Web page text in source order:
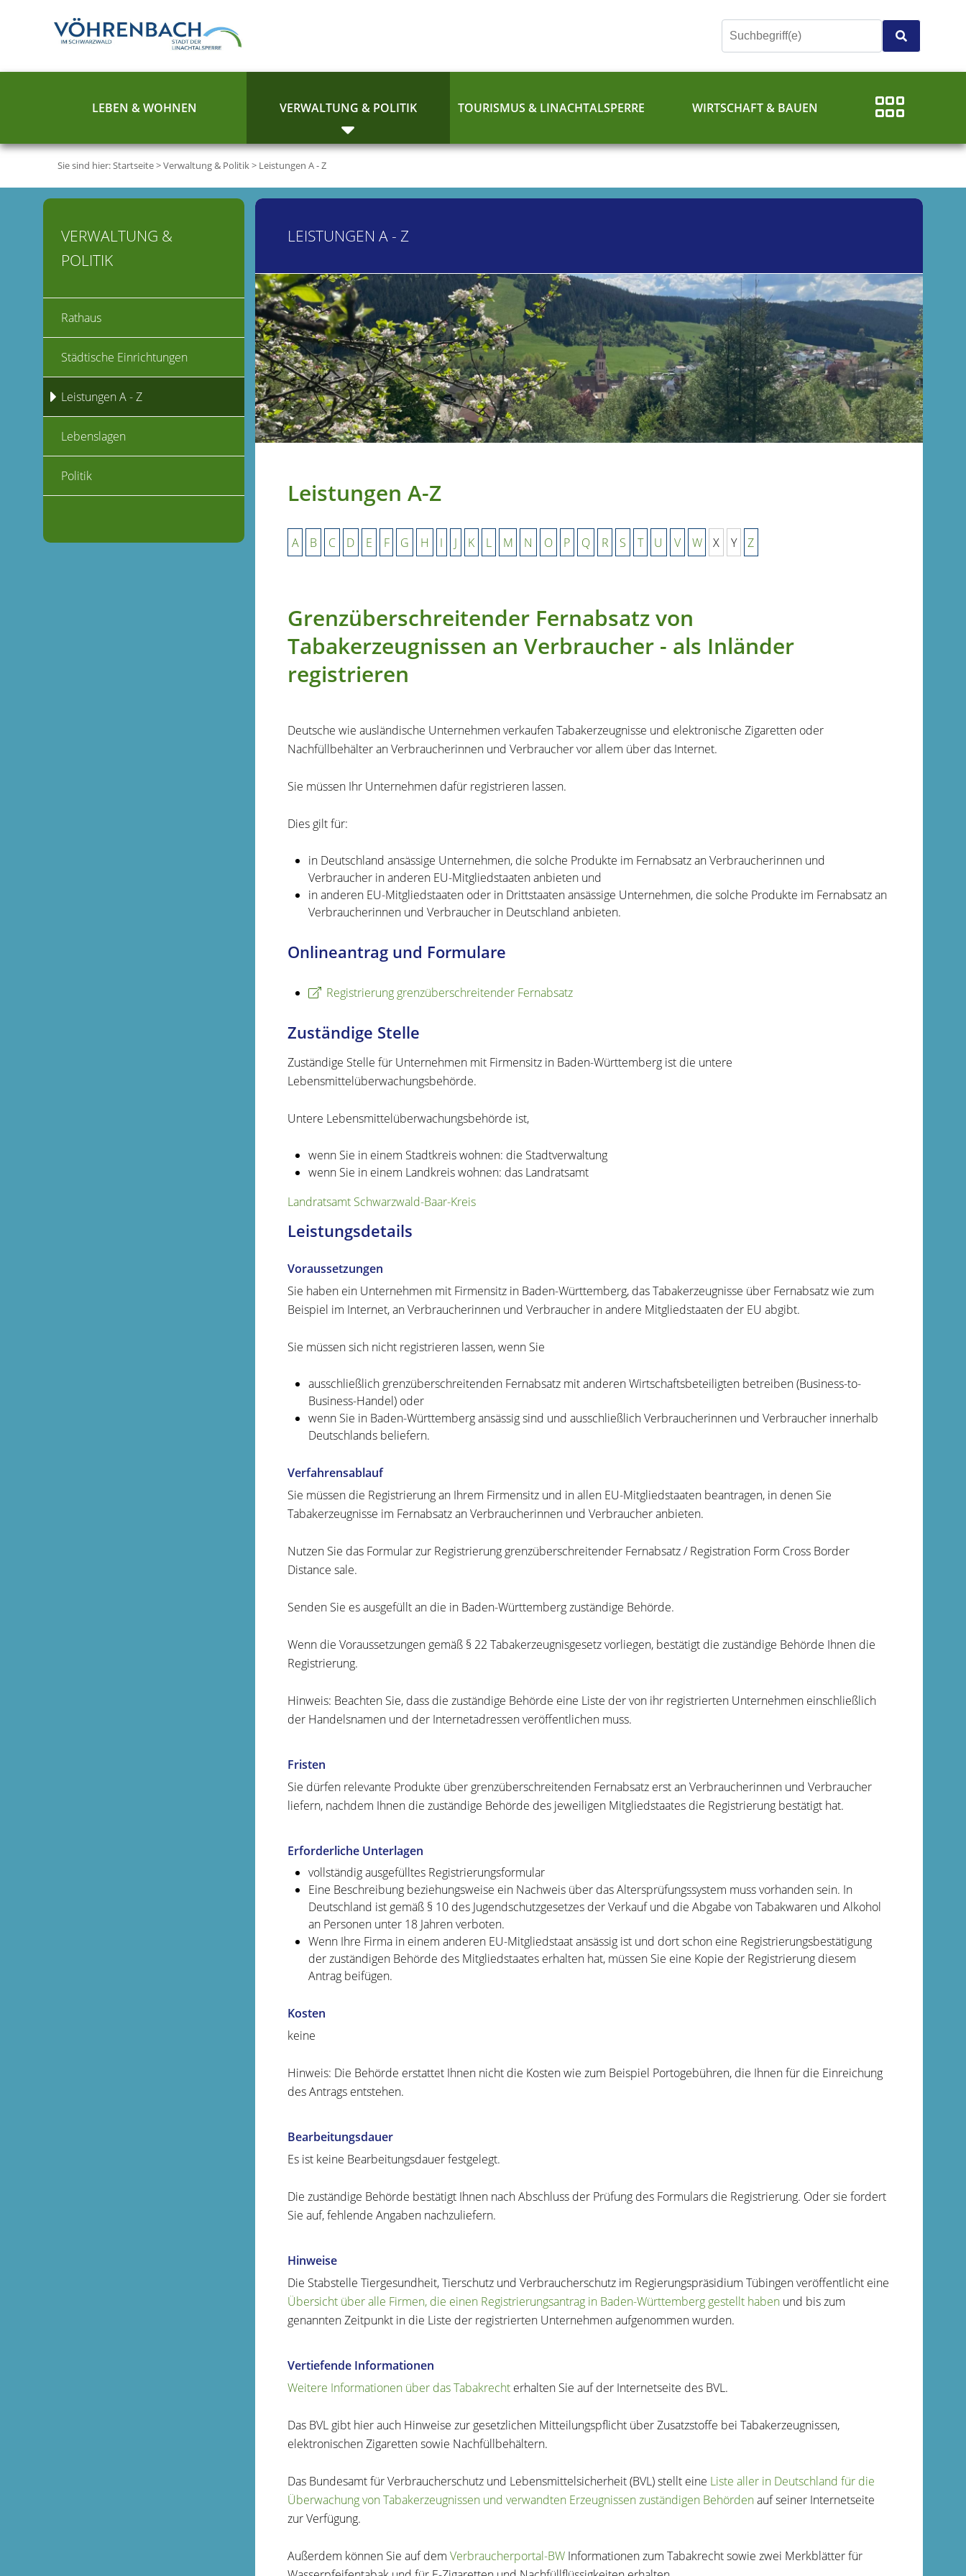
LEBEN & WOHNEN VERWALTUNG & POLITIK TOURISMUS & LINACHTALSPERRE WIRTSCHAFT & BAUEN
Sie sind hier:Startseite>Verwaltung & Politik> Leistungen A - Z
LEISTUNGEN A - Z
Leistungen A-Z
A B C D E F G H I J K L M N O P Q R S T U V W X Y Z
Grenzüberschreitender Fernabsatz von
Tabakerzeugnissen an Verbraucher - als Inländer
registrieren
Deutsche wie ausländische Unternehmen verkaufen Tabakerzeugnisse und elektronische Zigaretten oder
Nachfüllbehälter an Verbraucherinnen und Verbraucher vor allem über das Internet.
Sie müssen Ihr Unternehmen dafür registrieren lassen.
Dies gilt für:
in Deutschland ansässige Unternehmen, die solche Produkte im Fernabsatz an Verbraucherinnen und
Verbraucher in anderen EU-Mitgliedstaaten anbieten und
in anderen EU-Mitgliedstaaten oder in Drittstaaten ansässige Unternehmen, die solche Produkte im Fernabsatz an
Verbraucherinnen und Verbraucher in Deutschland anbieten.
Onlineantrag und Formulare
Registrierung grenzüberschreitender Fernabsatz
Zuständige Stelle
Zuständige Stelle für Unternehmen mit Firmensitz in Baden-Württemberg ist die untere
Lebensmittelüberwachungsbehörde.
Untere Lebensmittelüberwachungsbehörde ist,
wenn Sie in einem Stadtkreis wohnen: die Stadtverwaltung
wenn Sie in einem Landkreis wohnen: das Landratsamt
Landratsamt Schwarzwald-Baar-Kreis
Leistungsdetails
Voraussetzungen
Sie haben ein Unternehmen mit Firmensitz in Baden-Württemberg, das Tabakerzeugnisse über Fernabsatz wie zum
Beispiel im Internet, an Verbraucherinnen und Verbraucher in andere Mitgliedstaaten der EU abgibt.
Sie müssen sich nicht registrieren lassen, wenn Sie
ausschließlich grenzüberschreitenden Fernabsatz mit anderen Wirtschaftsbeteiligten betreiben (Business-to-
Business-Handel) oder
wenn Sie in Baden-Württemberg ansässig sind und ausschließlich Verbraucherinnen und Verbraucher innerhalb
Deutschlands beliefern.
Verfahrensablauf
Sie müssen die Registrierung an Ihrem Firmensitz und in allen EU-Mitgliedstaaten beantragen, in denen Sie
Tabakerzeugnisse im Fernabsatz an Verbraucherinnen und Verbraucher anbieten.
Nutzen Sie das Formular zur Registrierung grenzüberschreitender Fernabsatz / Registration Form Cross Border
Distance sale.
Senden Sie es ausgefüllt an die in Baden-Württemberg zuständige Behörde.
Wenn die Voraussetzungen gemäß § 22 Tabakerzeugnisgesetz vorliegen, bestätigt die zuständige Behörde Ihnen die
Registrierung.
Hinweis: Beachten Sie, dass die zuständige Behörde eine Liste der von ihr registrierten Unternehmen einschließlich
der Handelsnamen und der Internetadressen veröffentlichen muss.
Fristen
Sie dürfen relevante Produkte über grenzüberschreitenden Fernabsatz erst an Verbraucherinnen und Verbraucher
liefern, nachdem Ihnen die zuständige Behörde des jeweiligen Mitgliedstaates die Registrierung bestätigt hat.
Erforderliche Unterlagen
vollständig ausgefülltes Registrierungsformular
Eine Beschreibung beziehungsweise ein Nachweis über das Altersprüfungssystem muss vorhanden sein. In
Deutschland ist gemäß § 10 des Jugendschutzgesetzes der Verkauf und die Abgabe von Tabakwaren und Alkohol
an Personen unter 18 Jahren verboten.
Wenn Ihre Firma in einem anderen EU-Mitgliedstaat ansässig ist und dort schon eine Registrierungsbestätigung
der zuständigen Behörde des Mitgliedstaates erhalten hat, müssen Sie eine Kopie der Registrierung diesem
Antrag beifügen.
Kosten
keine
Hinweis: Die Behörde erstattet Ihnen nicht die Kosten wie zum Beispiel Portogebühren, die Ihnen für die Einreichung
des Antrags entstehen.
Bearbeitungsdauer
Es ist keine Bearbeitungsdauer festgelegt.
Die zuständige Behörde bestätigt Ihnen nach Abschluss der Prüfung des Formulars die Registrierung. Oder sie fordert
Sie auf, fehlende Angaben nachzuliefern.
Hinweise
Die Stabstelle Tiergesundheit, Tierschutz und Verbraucherschutzim Regierungspräsidium Tübingen veröffentlicht eine
Übersicht über alle Firmen, die einen Registrierungsantrag in Baden-Württemberg gestellt habenund bis zum
genannten Zeitpunkt in die Liste der registrierten Unternehmen aufgenommen wurden.
Vertiefende Informationen
Weitere Informationen über das Tabakrechterhalten Sie auf der Internetseite des BVL.
Das BVL gibt hier auch Hinweise zur gesetzlichen Mitteilungspflicht über Zusatzstoffe bei Tabakerzeugnissen,
elektronischen Zigaretten sowie Nachfüllbehältern.
Das Bundesamt für Verbraucherschutz und Lebensmittelsicherheit (BVL) stellt eine Liste aller in Deutschland für die
Überwachung von Tabakerzeugnissen und verwandten Erzeugnissen zuständigen Behördenauf seiner Internetseite
zur Verfügung.
Außerdem können Sie auf dem Verbraucherportal-BWInformationen zum Tabakrecht sowie zwei Merkblätter für
VERWALTUNG &
POLITIK
Rathaus
Städtische Einrichtungen
Leistungen A - Z
Lebenslagen
Politik